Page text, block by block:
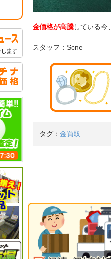
金価格が高騰している今
スタッフ：Sone
タグ： 金買取